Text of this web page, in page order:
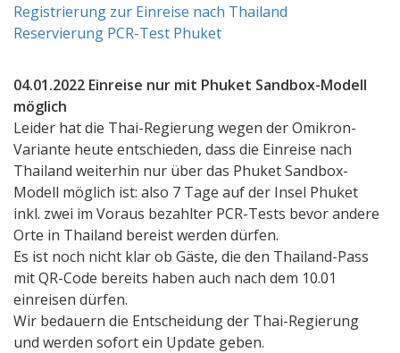
Registrierung zur Einreise nach Thailand
Reservierung PCR-Test Phuket
04.01.2022 Einreise nur mit Phuket Sandbox-Modell
möglich
Leider hat die Thai-Regierung wegen der Omikron-
Variante heute entschieden, dass die Einreise nach
Thailand weiterhin nur über das Phuket Sandbox-
Modell möglich ist: also 7 Tage auf der Insel Phuket
inkl. zwei im Voraus bezahlter PCR-Tests bevor andere
Orte in Thailand bereist werden dürfen.
Es ist noch nicht klar ob Gäste, die den Thailand-Pass
mit QR-Code bereits haben auch nach dem 10.01
einreisen dürfen.
Wir bedauern die Entscheidung der Thai-Regierung
und werden sofort ein Update geben.